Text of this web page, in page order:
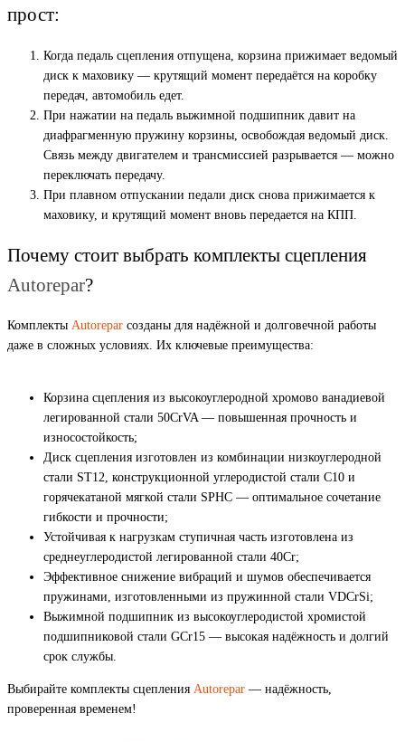
прост:
Когда педаль сцепления отпущена, корзина прижимает ведомый
диск к маховику — крутящий момент передаётся на коробку
передач, автомобиль едет.
При нажатии на педаль выжимной подшипник давит на
диафрагменную пружину корзины, освобождая ведомый диск.
Связь между двигателем и трансмиссией разрывается — можно
переключать передачу.
При плавном отпускании педали диск снова прижимается к
маховику, и крутящий момент вновь передается на КПП.
Почему стоит выбрать комплекты сцепления
Autorepar?
Комплекты Autorepar созданы для надёжной и долговечной работы
даже в сложных условиях. Их ключевые преимущества:
Корзина сцепления из высокоуглеродной хромово ванадиевой
легированной стали 50CrVA — повышенная прочность и
износостойкость;
Диск сцепления изготовлен из комбинации низкоуглеродной
стали ST12, конструкционной углеродистой стали C10 и
горячекатаной мягкой стали SPHC — оптимальное сочетание
гибкости и прочности;
Устойчивая к нагрузкам ступичная часть изготовлена из
среднеуглеродистой легированной стали 40Cr;
Эффективное снижение вибраций и шумов обеспечивается
пружинами, изготовленными из пружинной стали VDCrSi;
Выжимной подшипник из высокоуглеродистой хромистой
подшипниковой стали GCr15 — высокая надёжность и долгий
срок службы.
Выбирайте комплекты сцепления Autorepar — надёжность,
проверенная временем!